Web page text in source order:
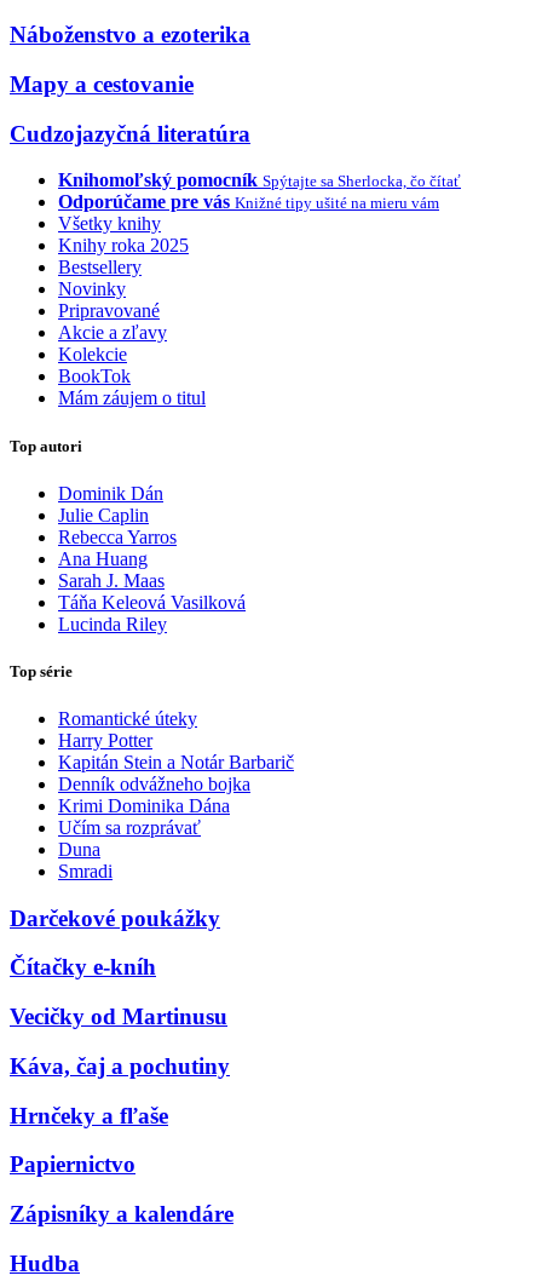
Náboženstvo a ezoterika
Mapy a cestovanie
Cudzojazyčná literatúra
Knihomoľský pomocník Spýtajte sa Sherlocka, čo čítať
Odporúčame pre vás Knižné tipy ušité na mieru vám
Všetky knihy
Knihy roka 2025
Bestsellery
Novinky
Pripravované
Akcie a zľavy
Kolekcie
BookTok
Mám záujem o titul
Top autori
Dominik Dán
Julie Caplin
Rebecca Yarros
Ana Huang
Sarah J. Maas
Táňa Keleová Vasilková
Lucinda Riley
Top série
Romantické úteky
Harry Potter
Kapitán Stein a Notár Barbarič
Denník odvážneho bojka
Krimi Dominika Dána
Učím sa rozprávať
Duna
Smradi
Darčekové poukážky
Čítačky e-kníh
Vecičky od Martinusu
Káva, čaj a pochutiny
Hrnčeky a fľaše
Papiernictvo
Zápisníky a kalendáre
Hudba